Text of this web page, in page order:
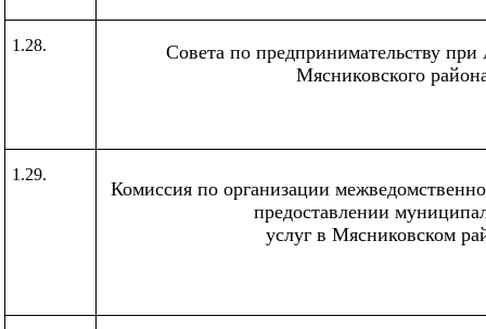
1.28.
Совета по предпринимательству
Мясниковского
1.29.
Комиссия по организации
предоставлении
услуг в Мясниковском